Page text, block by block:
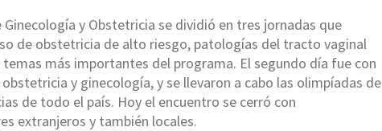
Ginecología y Obstetricia se dividió en tres jornadas que
de obstetricia de alto riesgo, patologías del tracto vaginal
más importantes del programa. El segundo día fue con
y ginecología, y se llevaron a cabo las olimpíadas de
de todo el país. Hoy el encuentro se cerró con
extranjeros y también locales.